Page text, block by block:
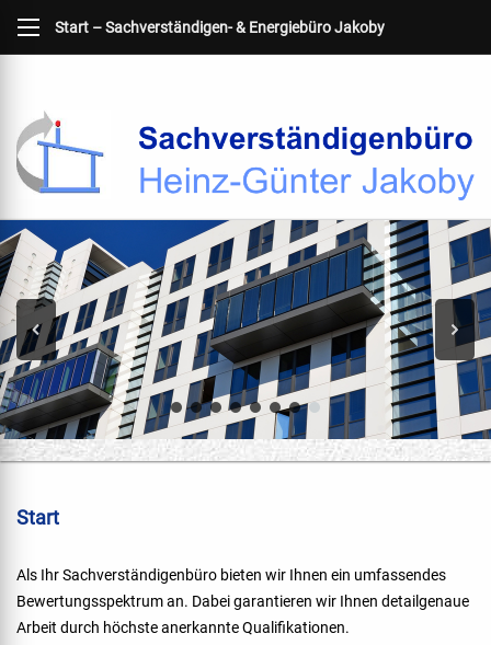
Start – Sachverständigen- & Energiebüro Jakoby
Start
Als Ihr Sachverständigenbüro bieten wir Ihnen ein umfassendes
Bewertungsspektrum an. Dabei garantieren wir Ihnen detailgenaue
Arbeit durch höchste anerkannte Qualifikationen.